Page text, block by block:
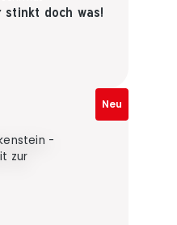
doch was!
Neu